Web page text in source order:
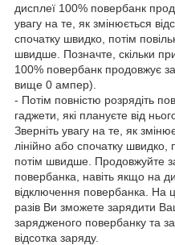
дисплеї 100% повербанк
увагу на те, як змінюється
спочатку швидко, потім
швидше. Позначте, скільки
100% повербанк продовжує
вище 0 ампер).
- Потім повністю розрядіть
гаджети, які плануєте від
Зверніть увагу на те, як
лінійно або спочатку швидко,
потім швидше. Продовжуйте
повербанка, навіть якщо на
відключення повербанка. На
разів Ви зможете зарядити
зарядженого повербанку та
відсотка заряду.